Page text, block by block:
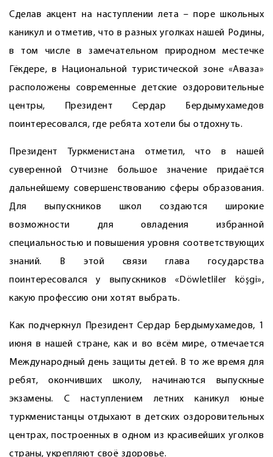
Сделав акцент на наступлении лета – поре школьных
каникул и отметив, что в разных уголках нашей Родины,
в том числе в замечательном природном местечке
Гёкдере, в Национальной туристической зоне «Аваза»
расположены современные детские оздоровительные
центры, Президент Сердар Бердымухамедов
поинтересовался, где ребята хотели бы отдохнуть.
Президент Туркменистана отметил, что в нашей
суверенной Отчизне большое значение придаётся
дальнейшему совершенствованию сферы образования.
Для выпускников школ создаются широкие
возможности для овладения избранной
специальностью и повышения уровня соответствующих
знаний. В этой связи глава государства
поинтересовался у выпускников «Döwletliler köşgi»,
какую профессию они хотят выбрать.
Как подчеркнул Президент Сердар Бердымухамедов, 1
июня в нашей стране, как и во всём мире, отмечается
Международный день защиты детей. В то же время для
ребят, окончивших школу, начинаются выпускные
экзамены. С наступлением летних каникул юные
туркменистанцы отдыхают в детских оздоровительных
центрах, построенных в одном из красивейших уголков
страны, укрепляют своё здоровье.